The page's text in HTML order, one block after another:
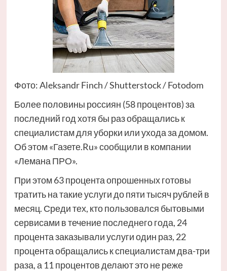
Фото: Aleksandr Finch / Shutterstock / Fotodom
Более половины россиян (58 процентов) за
последний год хотя бы раз обращались к
специалистам для уборки или ухода за домом.
Об этом «Газете.Ru» сообщили в компании
«Лемана ПРО».
При этом 63 процента опрошенных готовы
тратить на такие услуги до пяти тысяч рублей в
месяц. Среди тех, кто пользовался бытовыми
сервисами в течение последнего года, 24
процента заказывали услуги один раз, 22
процента обращались к специалистам два-три
раза, а 11 процентов делают это не реже